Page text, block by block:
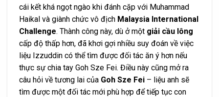
cái kết khá ngọt ngào khi đánh cặp với Muhammad
Haikal và giành chức vô địch Malaysia International
Challenge. Thành công này, dù ở một giải cầu lông
cấp độ thấp hơn, đã khơi gợi nhiều suy đoán về việc
liệu Izzuddin có thể tìm được đối tác ăn ý hơn nếu
thực sự chia tay Goh Sze Fei. Điều này cũng mở ra
câu hỏi về tương lai của Goh Sze Fei – liệu anh sẽ
tìm được một đối tác mới phù hợp để tiếp tục con